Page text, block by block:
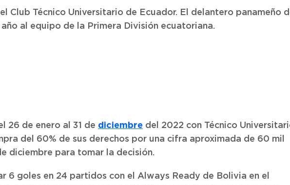
Club Técnico Universitario de Ecuador. El delantero panameño
al equipo de la Primera División ecuatoriana.
26 de enero al 31 de diciembre del 2022 con Técnico
del 60% de sus derechos por una cifra aproximada de 60 mil
diciembre para tomar la decisión.
6 goles en 24 partidos con el Always Ready de Bolivia en el